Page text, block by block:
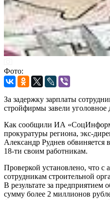
Фото:
За задержку зарплаты
стройфирмы завели уголовное
Как сообщили ИА
прокуратуры региона, экс-
Александр Руднев обвиняется
18-ти своим работникам.
Проверкой установлено, что с
сотрудникам строительной
В результате за предприятием
сумму более 2 миллионов